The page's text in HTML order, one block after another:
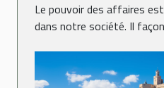
Le pouvoir des affaires
dans notre société. Il